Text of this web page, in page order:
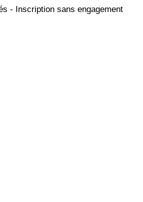
- Inscription sans engagement